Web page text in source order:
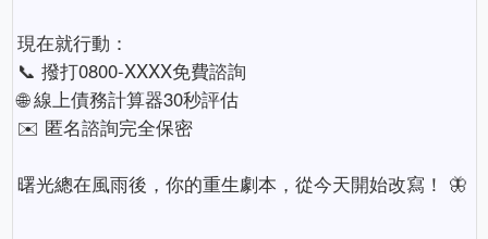
現在就行動：
📞 撥打0800-XXXX免費諮詢
🌐 線上債務計算器30秒評估
✉️ 匿名諮詢完全保密
曙光總在風雨後，你的重生劇本，從今天開始改寫！ 🦋